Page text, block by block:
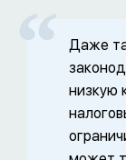
Даже
низкую